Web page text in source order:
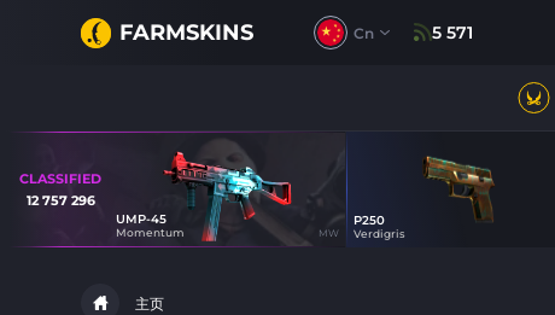
FARMSKINS Cn 5 571
CLASSIFIED
12 757 296
UMP-45
Momentum MW
P250
Verdigris
主页